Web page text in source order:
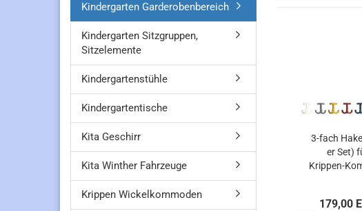
3-fach
er Set)
Krippen-
179,00
Kindergarten Garderobenbereich
Kindergarten Sitzgruppen,
Sitzelemente
Kindergartenstühle
Kindergartentische
Kita Geschirr
Kita Winther Fahrzeuge
Krippen Wickelkommoden